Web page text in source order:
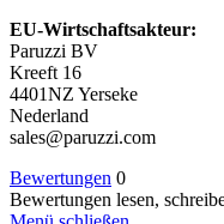
EU-Wirtschaftsakteur:
Paruzzi BV
Kreeft 16
4401NZ Yerseke
Nederland
sales@paruzzi.com
Bewertungen 0
Bewertungen lesen,